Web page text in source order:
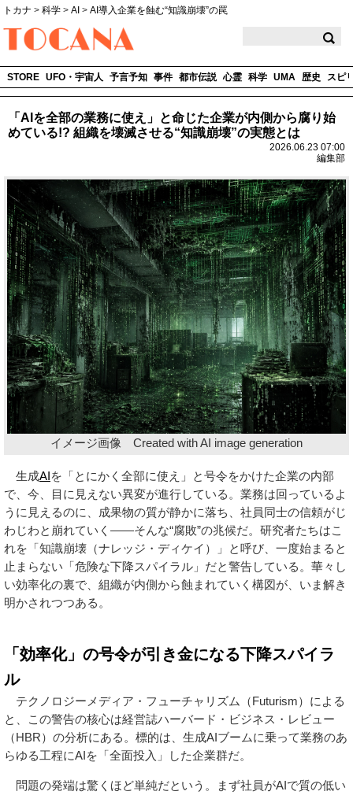
トカナ > 科学 > AI > AI導入企業を蝕む“知識崩壊”の罠
STORE UFO・宇宙人 予言予知 事件 都市伝説 心霊 科学 UMA 歴史 スピ
「AIを全部の業務に使え」と命じた企業が内側から腐り始
めている!? 組織を壊滅させる“知識崩壊”の実態とは
2026.06.23 07:00
編集部
イメージ画像 Created with AI image generation
生成AIを「とにかく全部に使え」と号令をかけた企業の内部
で、今、目に見えない異変が進行している。業務は回っているよ
うに見えるのに、成果物の質が静かに落ち、社員同士の信頼がじ
わじわと崩れていく——そんな“腐敗”の兆候だ。研究者たちはこ
れを「知識崩壊（ナレッジ・ディケイ）」と呼び、一度始まると
止まらない「危険な下降スパイラル」だと警告している。華々し
い効率化の裏で、組織が内側から蝕まれていく構図が、いま解き
明かされつつある。
「効率化」の号令が引き金になる下降スパイラ
ル
テクノロジーメディア・フューチャリズム（Futurism）による
と、この警告の核心は経営誌ハーバード・ビジネス・レビュー
（HBR）の分析にある。標的は、生成AIブームに乗って業務のあ
らゆる工程にAIを「全面投入」した企業群だ。
問題の発端は驚くほど単純だという。まず社員がAIで質の低い